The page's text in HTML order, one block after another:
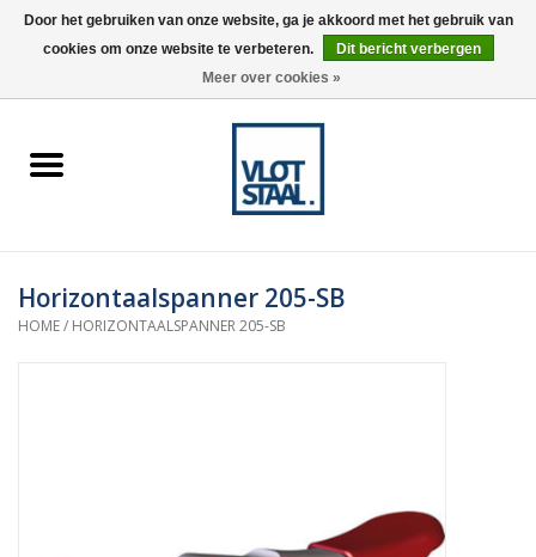
0 Artikelen - €0,00
spanners
Horizontaalspanner 205-SB
HOME/ HORIZONTAALSPANNER 205-SB
Door het gebruiken van onze website, ga je akkoord met het gebruik van
cookies om onze website te verbeteren.
Dit bericht verbergen
Meer over cookies »